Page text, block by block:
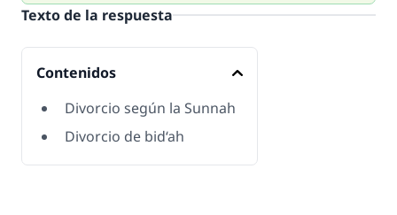
Texto de la respuesta
Contenidos
Divorcio según la Sunnah
Divorcio de bid‘ah